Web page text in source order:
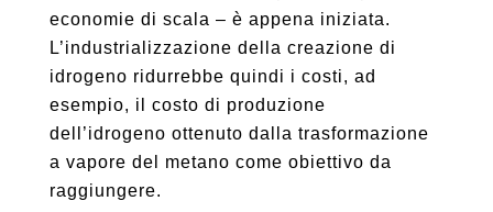
economie di scala – è appena iniziata.
L’industrializzazione della creazione di
idrogeno ridurrebbe quindi i costi, ad
esempio, il costo di produzione
dell’idrogeno ottenuto dalla trasformazione
a vapore del metano come obiettivo da
raggiungere.